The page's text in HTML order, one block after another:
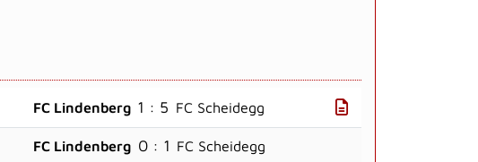
FC Lindenberg 1 : 5 FC Scheidegg
FC Lindenberg 0 : 1 FC Scheidegg